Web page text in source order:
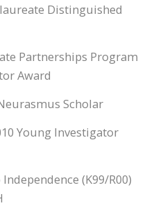
Distinguished
Partnerships Program
Award
Scholar
Young Investigator
(K99/R00)